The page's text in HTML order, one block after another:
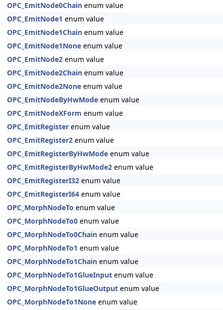
OPC_EmitNode0Chain enum value
OPC_EmitNode1 enum value
OPC_EmitNode1Chain enum value
OPC_EmitNode1None enum value
OPC_EmitNode2 enum value
OPC_EmitNode2Chain enum value
OPC_EmitNode2None enum value
OPC_EmitNodeByHwMode enum value
OPC_EmitNodeXForm enum value
OPC_EmitRegister enum value
OPC_EmitRegister2 enum value
OPC_EmitRegisterByHwMode enum value
OPC_EmitRegisterByHwMode2 enum value
OPC_EmitRegisterI32 enum value
OPC_EmitRegisterI64 enum value
OPC_MorphNodeTo enum value
OPC_MorphNodeTo0 enum value
OPC_MorphNodeTo0Chain enum value
OPC_MorphNodeTo1 enum value
OPC_MorphNodeTo1Chain enum value
OPC_MorphNodeTo1GlueInput enum value
OPC_MorphNodeTo1GlueOutput enum value
OPC_MorphNodeTo1None enum value